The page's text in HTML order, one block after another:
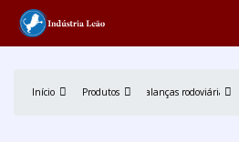
Início Produtos Balanças rodoviárias